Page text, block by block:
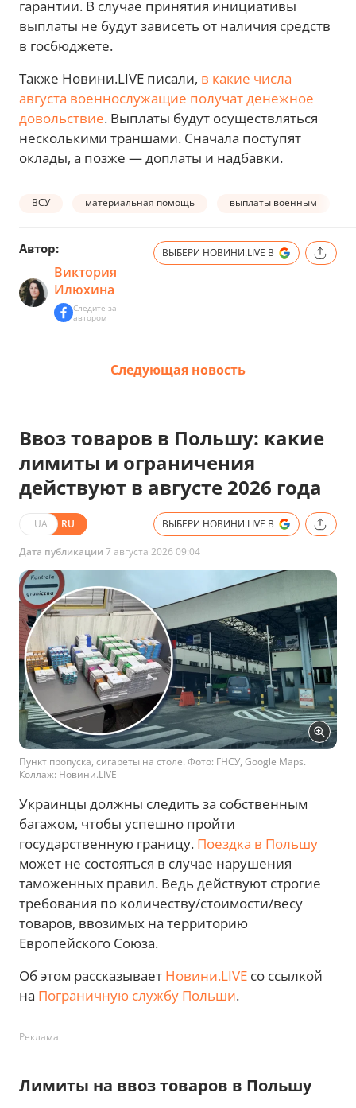
гарантии. В случае принятия инициативы
выплаты не будут зависеть от наличия средств
в госбюджете.
Также Новини.LIVE писали, в какие числа
августа военнослужащие получат денежное
довольствие. Выплаты будут осуществляться
несколькими траншами. Сначала поступят
оклады, а позже — доплаты и надбавки.
ВСУ материальная помощь выплаты военным
Автор:
Виктория
Илюхина
Следите за
автором
ВЫБЕРИ НОВИНИ.LIVE В
Следующая новость
Ввоз товаров в Польшу: какие
лимиты и ограничения
действуют в августе 2026 года
UA RU ВЫБЕРИ НОВИНИ.LIVE В
Дата публикации 7 августа 2026 09:04
Пункт пропуска, сигареты на столе. Фото: ГНСУ, Google Maps.
Коллаж: Новини.LIVE
Украинцы должны следить за собственным
багажом, чтобы успешно пройти
государственную границу. Поездка в Польшу
может не состояться в случае нарушения
таможенных правил. Ведь действуют строгие
требования по количеству/стоимости/весу
товаров, ввозимых на территорию
Европейского Союза.
Об этом рассказывает Новини.LIVE со ссылкой
на Пограничную службу Польши.
Реклама
Лимиты на ввоз товаров в Польшу